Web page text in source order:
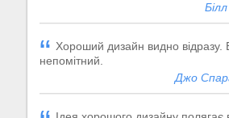
Хороший дизайн видно відразу.
непомітний.
Джо